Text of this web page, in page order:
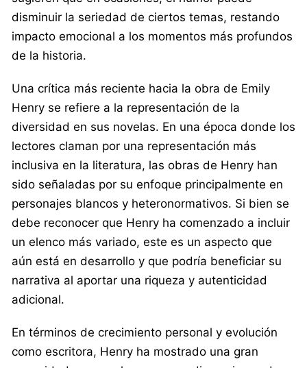
disminuir la seriedad de ciertos temas, restando
impacto emocional a los momentos más profundos
de la historia.
Una crítica más reciente hacia la obra de Emily
Henry se refiere a la representación de la
diversidad en sus novelas. En una época donde los
lectores claman por una representación más
inclusiva en la literatura, las obras de Henry han
sido señaladas por su enfoque principalmente en
personajes blancos y heteronormativos. Si bien se
debe reconocer que Henry ha comenzado a incluir
un elenco más variado, este es un aspecto que
aún está en desarrollo y que podría beneficiar su
narrativa al aportar una riqueza y autenticidad
adicional.
En términos de crecimiento personal y evolución
como escritora, Henry ha mostrado una gran